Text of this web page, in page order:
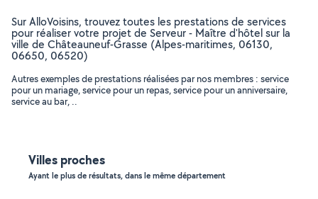
Sur AlloVoisins, trouvez toutes les prestations de services
pour réaliser votre projet de Serveur - Maître d'hôtel sur la
ville de Châteauneuf-Grasse (Alpes-maritimes, 06130,
06650, 06520)
Autres exemples de prestations réalisées par nos membres : service
pour un mariage, service pour un repas, service pour un anniversaire,
service au bar, ..
Villes proches
Ayant le plus de résultats, dans le même département